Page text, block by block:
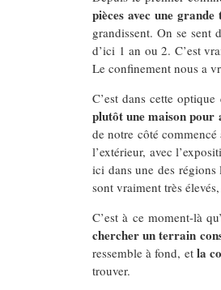
pièces avec une grande
grandissent. On se sent
d’ici 1 an ou 2. C’est
Le confinement nous a
C’est dans cette
plutôt une maison pour
de notre côté
l’extérieur, avec
ici dans une des régions
sont vraiment très
C’est à ce moment-là
chercher un terrain
ressemble à fond, et la
trouver.